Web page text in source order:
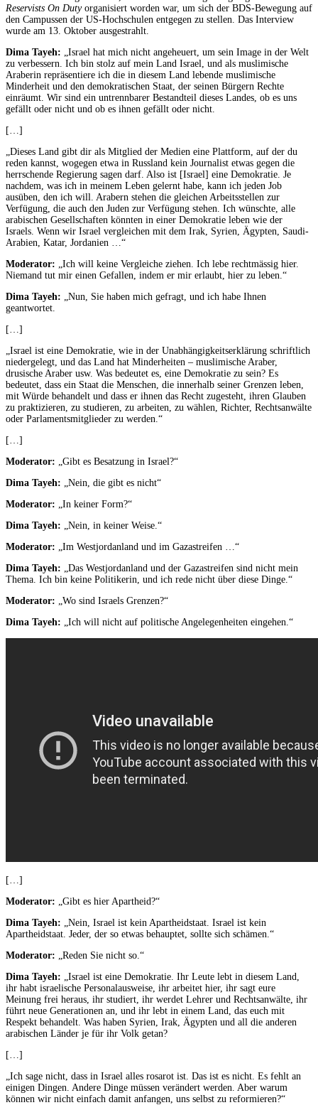
Reservists On Dutyorganisiert worden war, um sich der BDS-Bewegung auf
den Campussen der US-Hochschulen entgegen zu stellen. Das Interview
wurde am 13. Oktober ausgestrahlt.
Dima Tayeh: „Israel hat mich nicht angeheuert, um sein Image in der Welt
zu verbessern. Ich bin stolz auf mein Land Israel, und als muslimische
Araberin repräsentiere ich die in diesem Land lebende muslimische
Minderheit und den demokratischen Staat, der seinen Bürgern Rechte
einräumt. Wir sind ein untrennbarer Bestandteil dieses Landes, ob es uns
gefällt oder nicht und ob es ihnen gefällt oder nicht.
[…]
„Dieses Land gibt dir als Mitglied der Medien eine Plattform, auf der du
reden kannst, wogegen etwa in Russland kein Journalist etwas gegen die
herrschende Regierung sagen darf. Also ist [Israel] eine Demokratie. Je
nachdem, was ich in meinem Leben gelernt habe, kann ich jeden Job
ausüben, den ich will. Arabern stehen die gleichen Arbeitsstellen zur
Verfügung, die auch den Juden zur Verfügung stehen. Ich wünschte, alle
arabischen Gesellschaften könnten in einer Demokratie leben wie der
Israels. Wenn wir Israel vergleichen mit dem Irak, Syrien, Ägypten, Saudi-
Arabien, Katar, Jordanien …“
Moderator: „Ich will keine Vergleiche ziehen. Ich lebe rechtmässig hier.
Niemand tut mir einen Gefallen, indem er mir erlaubt, hier zu leben.“
Dima Tayeh: „Nun, Sie haben mich gefragt, und ich habe Ihnen
geantwortet.
[…]
„Israel ist eine Demokratie, wie in der Unabhängigkeitserklärung schriftlich
niedergelegt, und das Land hat Minderheiten – muslimische Araber,
drusische Araber usw. Was bedeutet es, eine Demokratie zu sein? Es
bedeutet, dass ein Staat die Menschen, die innerhalb seiner Grenzen leben,
mit Würde behandelt und dass er ihnen das Recht zugesteht, ihren Glauben
zu praktizieren, zu studieren, zu arbeiten, zu wählen, Richter, Rechtsanwälte
oder Parlamentsmitglieder zu werden.“
[…]
Moderator: „Gibt es Besatzung in Israel?“
Dima Tayeh: „Nein, die gibt es nicht“
Moderator: „In keiner Form?“
Dima Tayeh: „Nein, in keiner Weise.“
Moderator: „Im Westjordanland und im Gazastreifen …“
Dima Tayeh: „Das Westjordanland und der Gazastreifen sind nicht mein
Thema. Ich bin keine Politikerin, und ich rede nicht über diese Dinge.“
Moderator: „Wo sind Israels Grenzen?“
Dima Tayeh: „Ich will nicht auf politische Angelegenheiten eingehen.“
[…]
Moderator: „Gibt es hier Apartheid?“
Dima Tayeh: „Nein, Israel ist kein Apartheidstaat. Israel ist kein
Apartheidstaat. Jeder, der so etwas behauptet, sollte sich schämen.“
Moderator: „Reden Sie nicht so.“
Dima Tayeh: „Israel ist eine Demokratie. Ihr Leute lebt in diesem Land,
ihr habt israelische Personalausweise, ihr arbeitet hier, ihr sagt eure
Meinung frei heraus, ihr studiert, ihr werdet Lehrer und Rechtsanwälte, ihr
führt neue Generationen an, und ihr lebt in einem Land, das euch mit
Respekt behandelt. Was haben Syrien, Irak, Ägypten und all die anderen
arabischen Länder je für ihr Volk getan?
[…]
„Ich sage nicht, dass in Israel alles rosarot ist. Das ist es nicht. Es fehlt an
einigen Dingen. Andere Dinge müssen verändert werden. Aber warum
können wir nicht einfach damit anfangen, uns selbst zu reformieren?“